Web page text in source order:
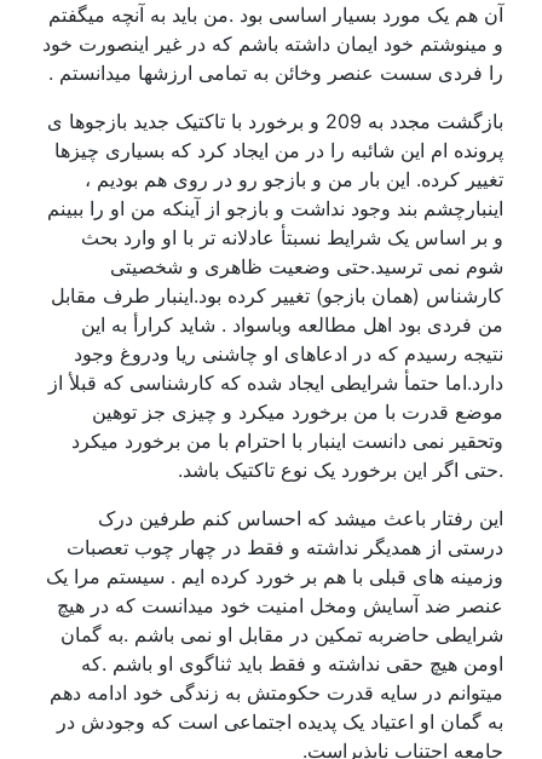
آن هم یک مورد بسیار اساسی بود .من باید به آنچه میگفتم
و مینوشتم خود ایمان داشته باشم که در غیر اینصورت خود
را فردی سست عنصر وخائن به تمامی ارزشها میدانستم .
بازگشت مجدد به 209 و برخورد با تاکتیک جدید بازجوها ی
پرونده ام این شائبه را در من ایجاد کرد که بسیاری چیزها
تغییر کرده. این بار من و بازجو رو در روی هم بودیم ،
اینبارچشم بند وجود نداشت و بازجو از آینکه من او را ببینم
و بر اساس یک شرایط نسبتأ عادلانه تر با او وارد بحث
شوم نمی ترسید.حتی وضعیت ظاهری و شخصیتی
کارشناس (همان بازجو) تغییر کرده بود.اینبار طرف مقابل
من فردی بود اهل مطالعه وباسواد . شاید کرارأ به این
نتیجه رسیدم که در ادعاهای او چاشنی ریا ودروغ وجود
دارد.اما حتمأ شرایطی ایجاد شده که کارشناسی که قبلأ از
موضع قدرت با من برخورد میکرد و چیزی جز توهین
وتحقیر نمی دانست اینبار با احترام با من برخورد میکرد
.حتی اگر این برخورد یک نوع تاکتیک باشد.
این رفتار باعث میشد که احساس کنم طرفین درک
درستی از همدیگر نداشته و فقط در چهار چوب تعصبات
وزمینه های قبلی با هم بر خورد کرده ایم . سیستم مرا یک
عنصر ضد آسایش ومخل امنیت خود میدانست که در هیچ
شرایطی حاضربه تمکین در مقابل او نمی باشم .به گمان
اومن هیچ حقی نداشته و فقط باید ثناگوی او باشم .که
میتوانم در سایه قدرت حکومتش به زندگی خود ادامه دهم
به گمان او اعتیاد یک پدیده اجتماعی است که وجودش در
جامعه اجتناب ناپذیراست.